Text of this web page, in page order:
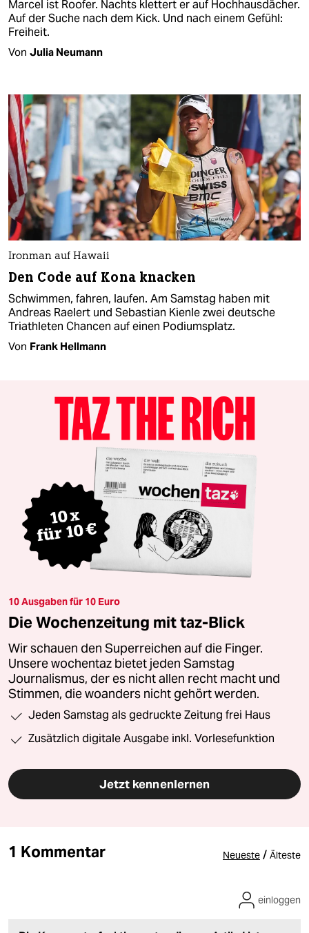
Marcel ist Roofer. Nachts klettert er auf Hochhausdächer.
Auf der Suche nach dem Kick. Und nach einem Gefühl:
Freiheit.
Von Julia Neumann
Ironman auf Hawaii
Den Code auf Kona knacken
Schwimmen, fahren, laufen. Am Samstag haben mit
Andreas Raelert und Sebastian Kienle zwei deutsche
Triathleten Chancen auf einen Podiumsplatz.
Von Frank Hellmann
10 Ausgaben für 10 Euro
Die Wochenzeitung mit taz-Blick
Wir schauen den Superreichen auf die Finger.
Unsere wochentaz bietet jeden Samstag
Journalismus, der es nicht allen recht macht und
Stimmen, die woanders nicht gehört werden.
Jeden Samstag als gedruckte Zeitung frei Haus
Zusätzlich digitale Ausgabe inkl. Vorlesefunktion
Jetzt kennenlernen
1 Kommentar Neueste / Älteste
einloggen